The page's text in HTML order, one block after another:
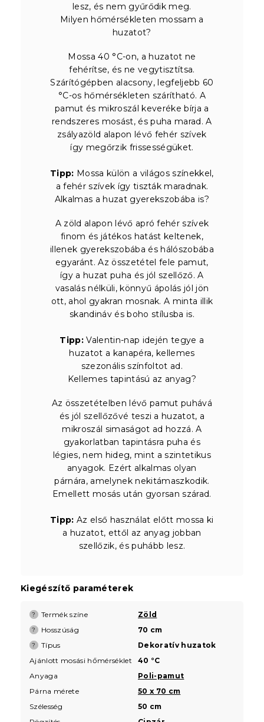
lesz, és nem gyűrődik meg.
Milyen hőmérsékleten mossam a
huzatot?
Mossa 40 °C-on, a huzatot ne
fehérítse, és ne vegytisztítsa.
Szárítógépben alacsony, legfeljebb 60
°C-os hőmérsékleten szárítható. A
pamut és mikroszál keveréke bírja a
rendszeres mosást, és puha marad. A
zsályazöld alapon lévő fehér szívek
így megőrzik frissességüket.
Tipp: Mossa külön a világos színekkel,
a fehér szívek így tiszták maradnak.
Alkalmas a huzat gyerekszobába is?
A zöld alapon lévő apró fehér szívek
finom és játékos hatást keltenek,
illenek gyerekszobába és hálószobába
egyaránt. Az összetétel fele pamut,
így a huzat puha és jól szellőző. A
vasalás nélküli, könnyű ápolás jól jön
ott, ahol gyakran mosnak. A minta illik
skandináv és boho stílusba is.
Tipp: Valentin-nap idején tegye a
huzatot a kanapéra, kellemes
szezonális színfoltot ad.
Kellemes tapintású az anyag?
Az összetételben lévő pamut puhává
és jól szellőzővé teszi a huzatot, a
mikroszál simaságot ad hozzá. A
gyakorlatban tapintásra puha és
légies, nem hideg, mint a szintetikus
anyagok. Ezért alkalmas olyan
párnára, amelynek nekitámaszkodik.
Emellett mosás után gyorsan szárad.
Tipp: Az első használat előtt mossa ki
a huzatot, ettől az anyag jobban
szellőzik, és puhább lesz.
Kiegészítő paraméterek
? Termék színe Zöld
? Hosszúság 70 cm
? Típus
Dekoratív huzatok
Ajánlott mosási hőmérséklet
40 °C
Anyaga
Poli-pamut
Párna mérete
50 x 70 cm
Szélesség
50 cm